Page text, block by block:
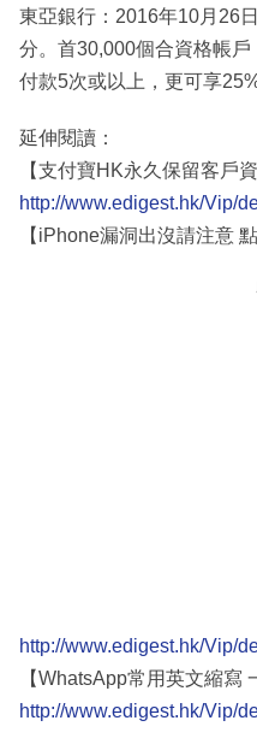
東亞銀行：2016年10月26
分。首30,000個合資格帳
付款5次或以上，更可享
延伸閱讀：
【支付寶HK永久保留客戶
http://www.edigest.hk/Vip/
【iPhone漏洞出沒請注意
http://www.edigest.hk/Vip/
【WhatsApp常用英文縮寫
http://www.edigest.hk/Vip/